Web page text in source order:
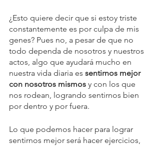
¿Esto quiere decir que si estoy triste
constantemente es por culpa de mis
genes? Pues no, a pesar de que no
todo dependa de nosotros y nuestros
actos, algo que ayudará mucho en
nuestra vida diaria es sentirnos mejor
con nosotros mismos y con los que
nos rodean, logrando sentirnos bien
por dentro y por fuera.
Lo que podemos hacer para lograr
sentirnos mejor será hacer ejercicios,